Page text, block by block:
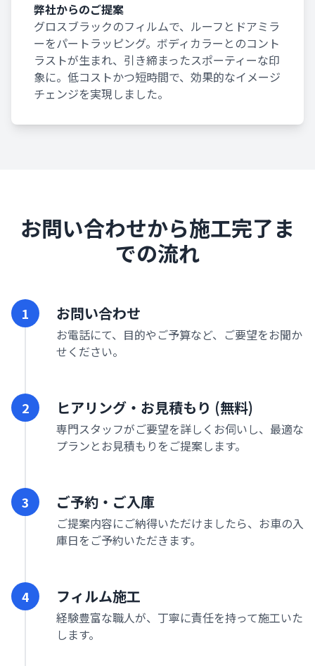
弊社からのご提案
グロスブラックのフィルムで、ルーフとドアミラ
ーをパートラッピング。ボディカラーとのコント
ラストが生まれ、引き締まったスポーティーな印
象に。低コストかつ短時間で、効果的なイメージ
チェンジを実現しました。
お問い合わせから施工完了ま
での流れ
1 お問い合わせ
お電話にて、目的やご予算など、ご要望をお聞か
せください。
2 ヒアリング・お見積もり (無料)
専門スタッフがご要望を詳しくお伺いし、最適な
プランとお見積もりをご提案します。
3 ご予約・ご入庫
ご提案内容にご納得いただけましたら、お車の入
庫日をご予約いただきます。
4 フィルム施工
経験豊富な職人が、丁寧に責任を持って施工いた
します。